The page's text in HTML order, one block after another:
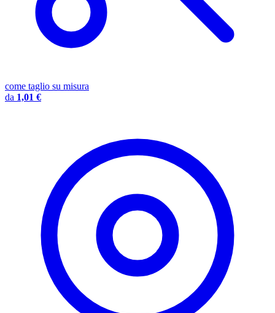
come taglio su misura
da 1,01 €